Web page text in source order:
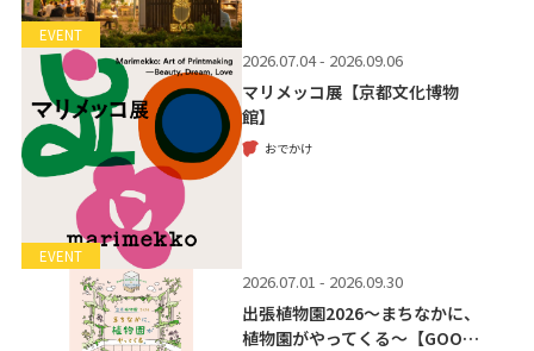
EVENT
EVENT
2026.07.04 - 2026.09.06
マリメッコ展【京都文化博物
館】
おでかけ
2026.07.01 - 2026.09.30
出張植物園2026～まちなかに、
植物園がやってくる～【GOO…